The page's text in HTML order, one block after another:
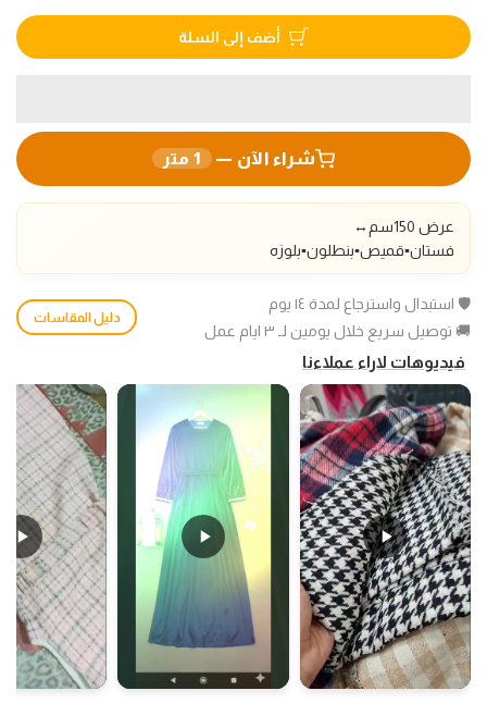
أضف إلى السلة
شراء الآن — 1 متر
عرض 150سم
↔️
فستان▪️قميص▪️بنطلون▪️بلوزه
🛡️ استبدال واسترجاع لمدة ١٤ يوم
🚚 توصيل سريع خلال يومين لـ ٣ ايام عمل
دليل المقاسات
فيديوهات لاراء عملاءنا